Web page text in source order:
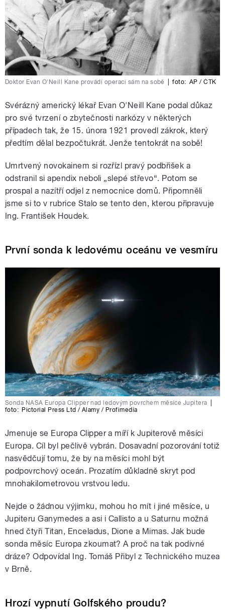
Doktor Evan O'Neill Kane provádí operaci sám na sobě foto: AP / ČTK
Svérázný americký lékař Evan O'Neill Kane podal důkaz
pro své tvrzení o zbytečnosti narkózy v některých
případech tak, že 15. února 1921 provedl zákrok, který
předtím dělal bezpočtukrát. Jenže tentokrát na sobě!
Umrtvený novokainem si rozřízl pravý podbřišek a
odstranil si apendix neboli „slepé střevo“. Potom se
prospal a nazítří odjel z nemocnice domů. Připomněli
jsme si to v rubrice Stalo se tento den, kterou připravuje
Ing. František Houdek.
První sonda k ledovému oceánu ve vesmíru
Sonda NASA Europa Clipper nad ledovým povrchem měsíce Jupitera
foto: Pictorial Press Ltd / Alamy / Profimedia
Jmenuje se Europa Clipper a míří k Jupiterově měsíci
Europa. Cíl byl pečlivě vybrán. Dosavadní pozorování totiž
nasvědčují tomu, že by na měsíci mohl být
podpovrchový oceán. Prozatím důkladně skryt pod
mnohakilometrovou vrstvou ledu.
Nejde o žádnou výjimku, mohou ho mít i jiné měsíce, u
Jupiteru Ganymedes a asi i Callisto a u Saturnu možná
hned čtyři Titan, Enceladus, Dione a Mimas. Jak bude
sonda měsíc Europa zkoumat? A proč na tak podivné
dráze? Odpovídal Ing. Tomáš Přibyl z Technického muzea
v Brně.
Hrozí vypnutí Golfského proudu?